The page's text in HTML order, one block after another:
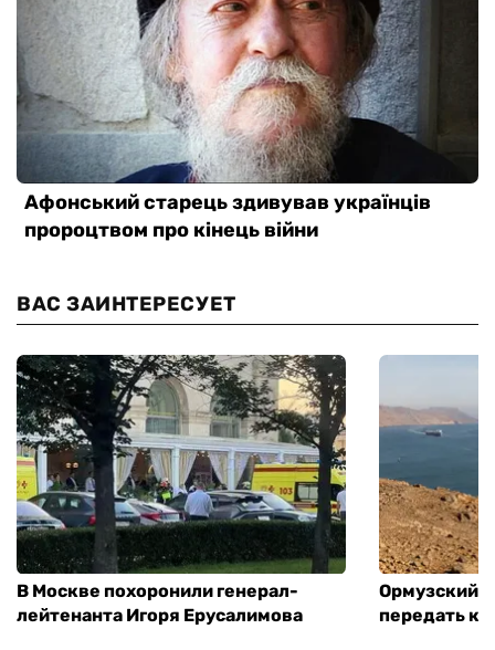
ВАС ЗАИНТЕРЕСУЕТ
В Москве похоронили генерал-
лейтенанта Игоря Ерусалимова
Ормузский
передать